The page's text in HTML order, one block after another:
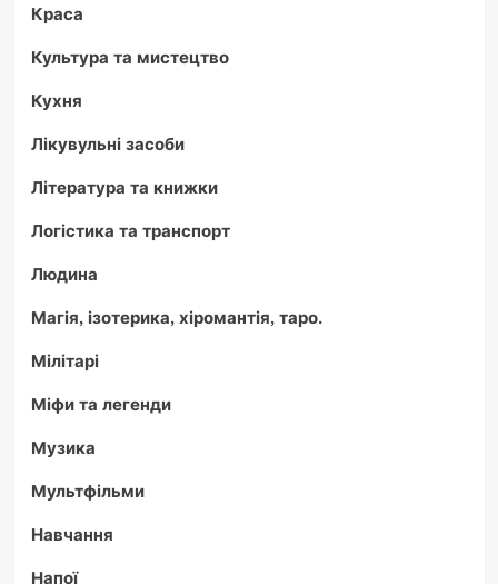
Краса
Культура та мистецтво
Кухня
Лікувульні засоби
Література та книжки
Логістика та транспорт
Людина
Магія, ізотерика, хіромантія, таро.
Мілітарі
Міфи та легенди
Музика
Мультфільми
Навчання
Напої